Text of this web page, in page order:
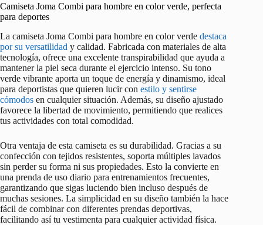
Camiseta Joma Combi para hombre en color verde, perfecta
para deportes
La camiseta Joma Combi para hombre en color verde destaca
por su versatilidad y calidad. Fabricada con materiales de alta
tecnología, ofrece una excelente transpirabilidad que ayuda a
mantener la piel seca durante el ejercicio intenso. Su tono
verde vibrante aporta un toque de energía y dinamismo, ideal
para deportistas que quieren lucir con estilo y sentirse
cómodos en cualquier situación. Además, su diseño ajustado
favorece la libertad de movimiento, permitiendo que realices
tus actividades con total comodidad.
Otra ventaja de esta camiseta es su durabilidad. Gracias a su
confección con tejidos resistentes, soporta múltiples lavados
sin perder su forma ni sus propiedades. Esto la convierte en
una prenda de uso diario para entrenamientos frecuentes,
garantizando que sigas luciendo bien incluso después de
muchas sesiones. La simplicidad en su diseño también la hace
fácil de combinar con diferentes prendas deportivas,
facilitando así tu vestimenta para cualquier actividad física.